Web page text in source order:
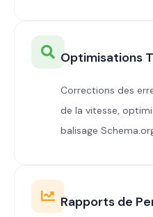
Optimisations
Corrections des
de la vitesse,
balisage
Rapports de